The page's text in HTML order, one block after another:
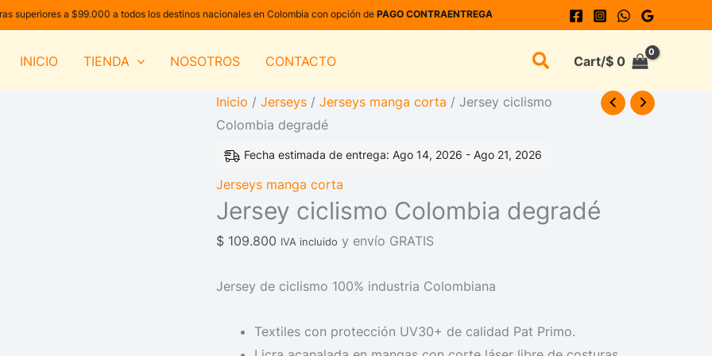
superiores a $99.000 a todos los destinos nacionales en Colombia con opción de PAGO CONTRAENTREGA
INICIO TIENDA NOSOTROS CONTACTO Buscar
Cart/$0
Inicio / Jerseys / Jerseys manga corta / Jersey ciclismo
Colombia degradé
Fecha estimada de entrega: Ago 14, 2026 - Ago 21, 2026
Jerseys manga corta
Jersey ciclismo Colombia degradé
$ 109.800 IVA incluido y envío GRATIS
Jersey de ciclismo 100% industria Colombiana
Textiles con protección UV30+ de calidad Pat Primo.
Jersey
ciclismo
Colombia
cantidad